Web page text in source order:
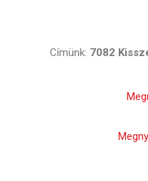
Címünk: 7082